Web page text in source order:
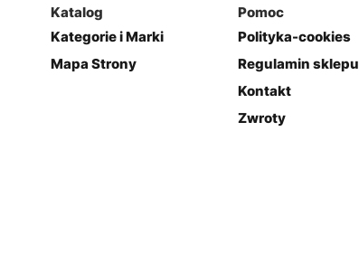
Katalog
Kategorie i Marki
Mapa Strony
Pomoc
Polityka-cookies
Regulamin sklepu
Kontakt
Zwroty